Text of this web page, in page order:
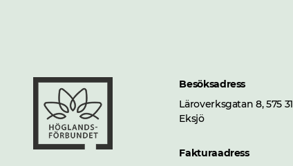
Besöksadress
Läroverksgatan 8, 575 31
Eksjö
Fakturaadress